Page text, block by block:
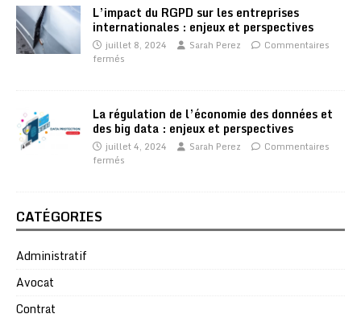
L’impact du RGPD sur les entreprises
internationales : enjeux et perspectives
juillet 8, 2024 Sarah Perez
Commentaires
fermés
La régulation de l’économie des données et
des big data : enjeux et perspectives
juillet 4, 2024 Sarah Perez
Commentaires
fermés
CATÉGORIES
Administratif
Avocat
Contrat